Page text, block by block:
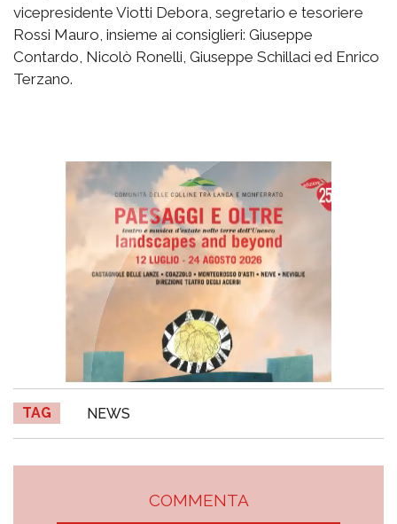
vicepresidente Viotti Debora, segretario e tesoriere
Rossi Mauro, insieme ai consiglieri: Giuseppe
Contardo, Nicolò Ronelli, Giuseppe Schillaci ed Enrico
Terzano.
TAG NEWS
COMMENTA